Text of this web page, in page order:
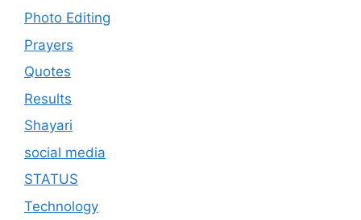
Photo Editing
Prayers
Quotes
Results
Shayari
social media
STATUS
Technology